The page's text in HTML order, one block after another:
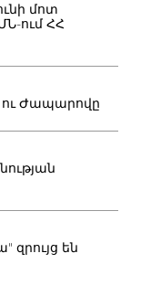
մոտ
ում ՀՀ
ու Ժապարովը
զրույց են